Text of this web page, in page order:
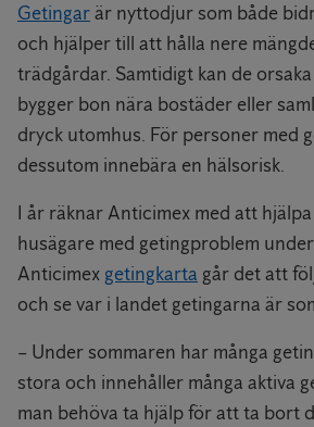
Getingarär nyttodjur som både
och hjälper till att hålla nere
trädgårdar. Samtidigt kan de
bygger bon nära bostäder eller
dryck utomhus. För personer med
dessutom innebära en hälsorisk.
I år räknar Anticimex med att
husägare med getingproblem
Anticimex getingkarta går det att
och se var i landet getingarna är
– Under sommaren har många
stora och innehåller många aktiva
man behöva ta hjälp för att ta bort